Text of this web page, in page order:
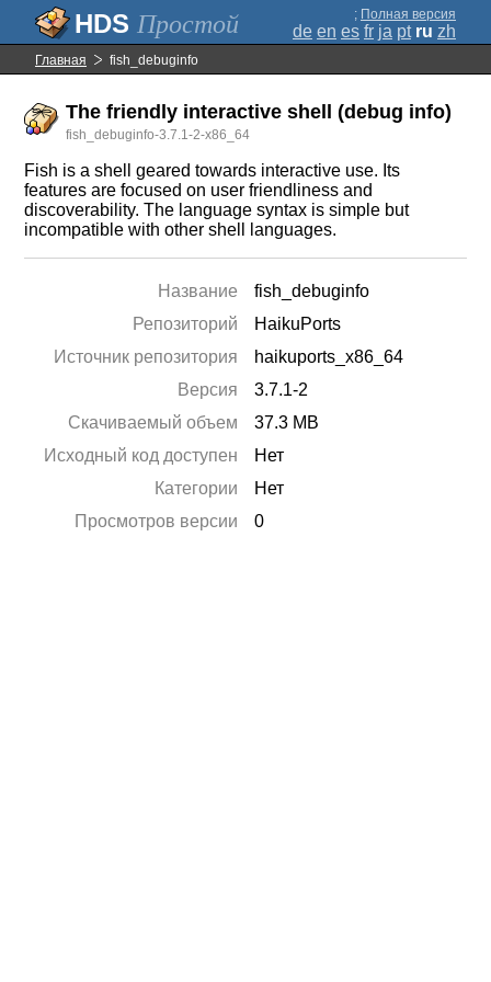
Простой ; Полная версия
de en es fr ja pt ru zh
Главная fish_debuginfo
The friendly interactive shell (debug info)
fish_debuginfo-3.7.1-2-x86_64
Fish is a shell geared towards interactive use. Its
features are focused on user friendliness and
discoverability. The language syntax is simple but
incompatible with other shell languages.
Название
fish_debuginfo
Репозиторий
HaikuPorts
Источник репозитория
haikuports_x86_64
Версия
3.7.1-2
Скачиваемый объем
37.3 MB
Исходный код доступен
Нет
Категории
Нет
Просмотров версии
0